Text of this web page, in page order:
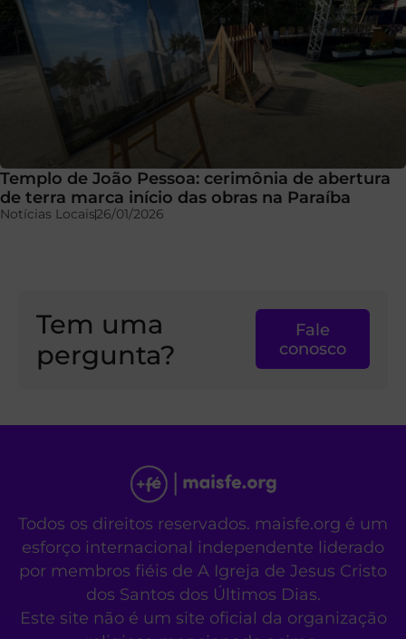
Templo de João Pessoa: cerimônia de abertura
de terra marca início das obras na Paraíba
Notícias Locais26/01/2026
Tem uma
pergunta?
Fale
conosco
Todos os direitos reservados. maisfe.org é um
esforço internacional independente liderado
por membros fiéis de A Igreja de Jesus Cristo
dos Santos dos Últimos Dias.
Este site não é um site oficial da organização